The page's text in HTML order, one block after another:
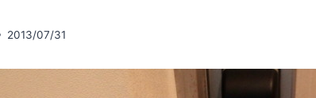
2013/07/31